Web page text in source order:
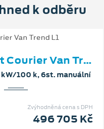
k odběru
Ford Transit Courier Van Trend L1
kW/100 k, 6st. manuální
Zvýhodněná cena s DPH
496 705 Kč